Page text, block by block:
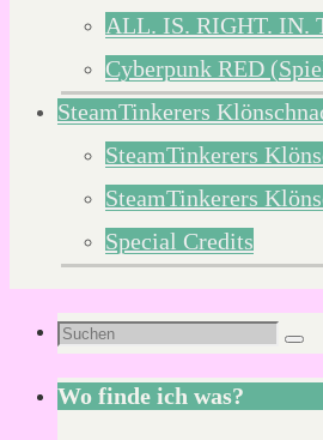
ALL. IS. RIGHT. IN.
Cyberpunk RED
SteamTinkerers
SteamTinkerers
SteamTinkerers
Special Credits
Suchen
nach:
Wo finde ich was?